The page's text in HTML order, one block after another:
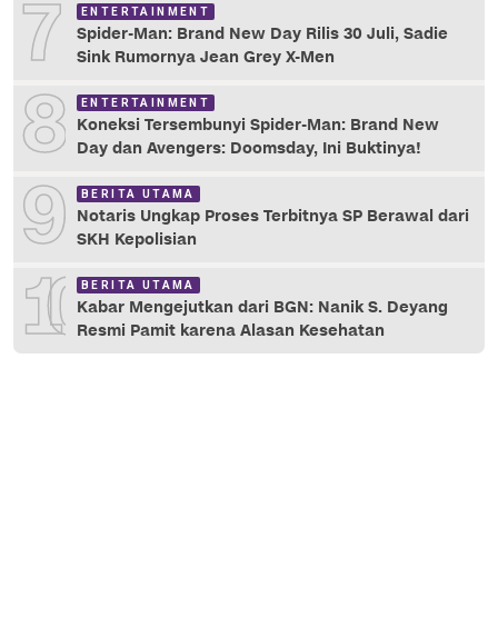
7 ENTERTAINMENT
Spider-Man: Brand New Day Rilis 30 Juli, Sadie
Sink Rumornya Jean Grey X-Men
8 ENTERTAINMENT
Koneksi Tersembunyi Spider-Man: Brand New
Day dan Avengers: Doomsday, Ini Buktinya!
9 BERITA UTAMA
Notaris Ungkap Proses Terbitnya SP Berawal dari
SKH Kepolisian
10 BERITA UTAMA
Kabar Mengejutkan dari BGN: Nanik S. Deyang
Resmi Pamit karena Alasan Kesehatan